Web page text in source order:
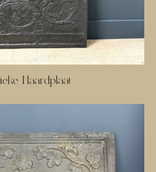
Haardplaat